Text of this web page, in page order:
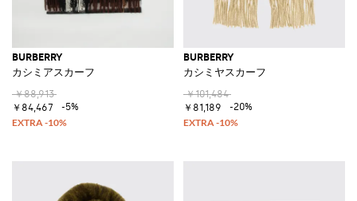
BURBERRY
カシミアスカーフ
￥88,913
￥84,467
-5%
BURBERRY
カシミヤスカーフ
￥101,484
￥81,189
-20%